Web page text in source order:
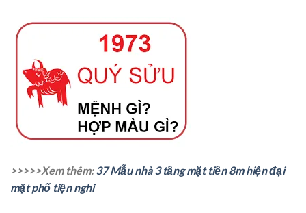
>>>>>Xem thêm:37 Mẫu nhà 3 tầng mặt tiền 8m hiện đại
mặt phố tiện nghi